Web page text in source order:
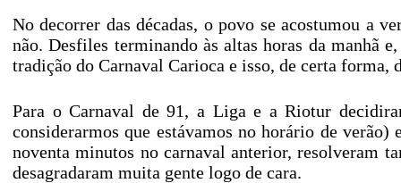
No decorrer das décadas, o povo se acostumou a
não. Desfiles terminando às altas horas da manhã
tradição do Carnaval Carioca e isso, de certa forma,
Para o Carnaval de 91, a Liga e a Riotur
considerarmos que estávamos no horário de
noventa minutos no carnaval anterior, resolveram
desagradaram muita gente logo de cara.